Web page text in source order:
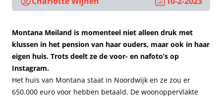
Montana Meiland is momenteel niet alleen druk met
klussen in het pension van haar ouders, maar ook in haar
eigen huis. Trots deelt ze de voor- en nafoto’s op
Instagram.
Het huis van Montana staat in Noordwijk en ze zou er
650.000 euro voor hebben betaald. De woonoppervlakte